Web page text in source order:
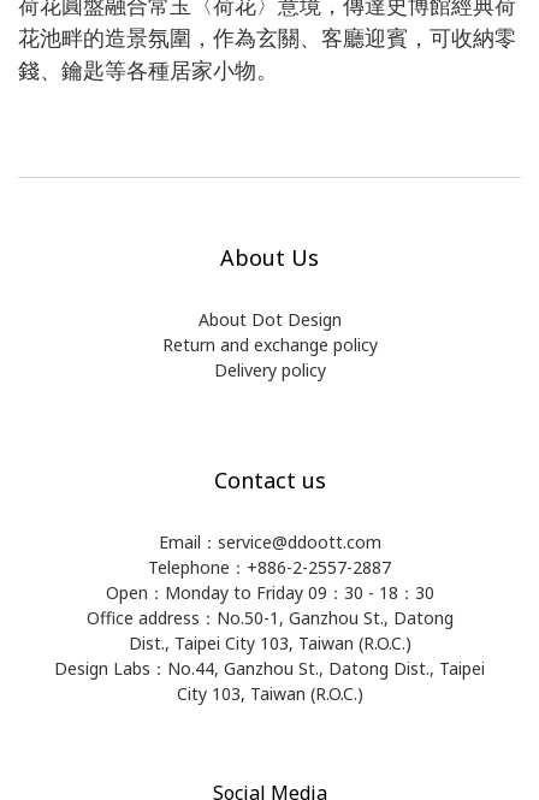
花池畔的造景氛圍，作為玄關、客廳迎賓，可收納零
錢、鑰匙等各種居家小物。
About Us
About Dot Design
Return and exchange policy
Delivery policy
Contact us
Email：service@ddoott.com
Telephone：+886-2-2557-2887
Open：Monday to Friday 09：30 - 18：30
Office address：​No.50-1, Ganzhou St., Datong
Dist., Taipei City 103, Taiwan (R.O.C.)
Design Labs：No.44, Ganzhou St., Datong Dist., Taipei
City 103, Taiwan (R.O.C.)
Social Media